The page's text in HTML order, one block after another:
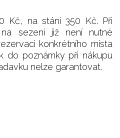
Kč, na stání 350 Kč. Při
sezení již není nutné
konkrétního místa
do poznámky při nákupu
nelze garantovat.